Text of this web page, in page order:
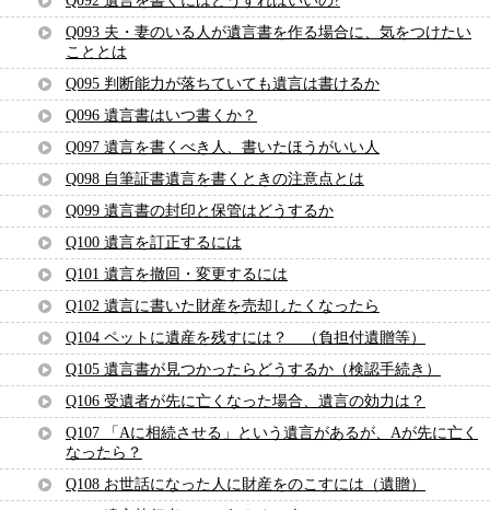
Q093 夫・妻のいる人が遺言書を作る場合に、気をつけたい
こととは
Q095 判断能力が落ちていても遺言は書けるか
Q096 遺言書はいつ書くか？
Q097 遺言を書くべき人、書いたほうがいい人
Q098 自筆証書遺言を書くときの注意点とは
Q099 遺言書の封印と保管はどうするか
Q100 遺言を訂正するには
Q101 遺言を撤回・変更するには
Q102 遺言に書いた財産を売却したくなったら
Q104 ペットに遺産を残すには？ （負担付遺贈等）
Q105 遺言書が見つかったらどうするか（検認手続き）
Q106 受遺者が先に亡くなった場合、遺言の効力は？
Q107 「Aに相続させる」という遺言があるが、Aが先に亡く
なったら？
Q108 お世話になった人に財産をのこすには（遺贈）